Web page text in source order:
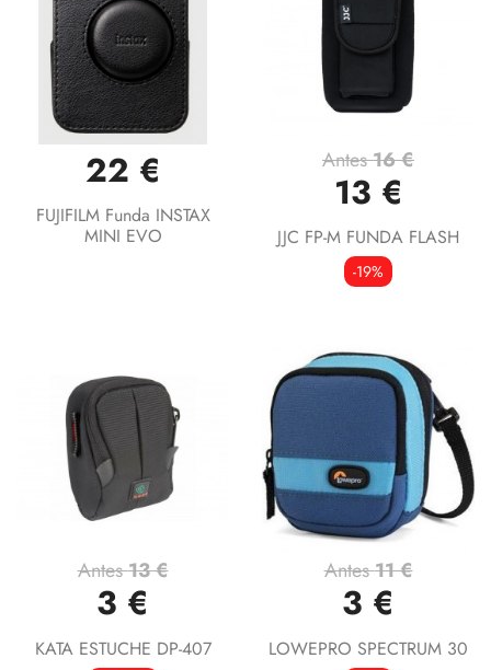
22 €
FUJIFILM Funda INSTAX
MINI EVO
Antes16 €
13 €
JJC FP-M FUNDA FLASH
-19%
Antes13 €
3 €
KATA ESTUCHE DP-407
Antes11 €
3 €
LOWEPRO SPECTRUM 30